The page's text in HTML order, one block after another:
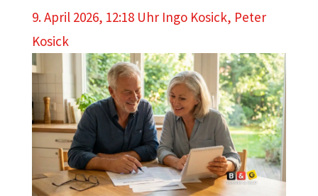
9. April 2026, 12:18 Uhr Ingo Kosick, Peter
Kosick